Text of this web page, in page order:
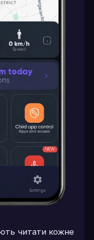
читати кожне